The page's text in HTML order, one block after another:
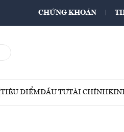
CHỨNG KHOÁN
TIÊU ĐIỂMĐẦU TƯTÀI CHÍNH